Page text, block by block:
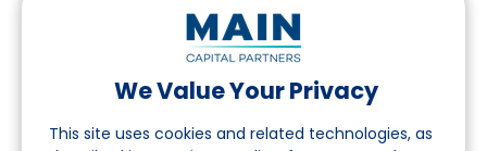
We Value Your Privacy
This site uses cookies and related technologies, as
Folgen Sie uns auf LinkedIn